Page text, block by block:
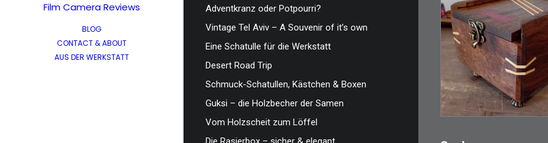
Film Camera Reviews
BLOG
CONTACT & ABOUT
AUS DER WERKSTATT
Adventkranz oder Potpourri?
Vintage Tel Aviv – A Souvenir of it’s own
Eine Schatulle für die Werkstatt
Desert Road Trip
Schmuck-Schatullen, Kästchen & Boxen
Guksi – die Holzbecher der Samen
Vom Holzscheit zum Löffel
€39,00
Eine kleine, simple
Schatulle aus
Nussbaum…